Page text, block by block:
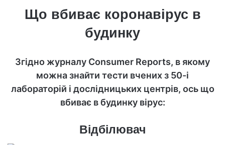
Що вбиває коронавірус в
будинку
Згідно журналу Consumer Reports, в якому
можна знайти тести вчених з 50-і
лабораторій і дослідницьких центрів, ось що
вбиває в будинку вірус:
Відбілювач